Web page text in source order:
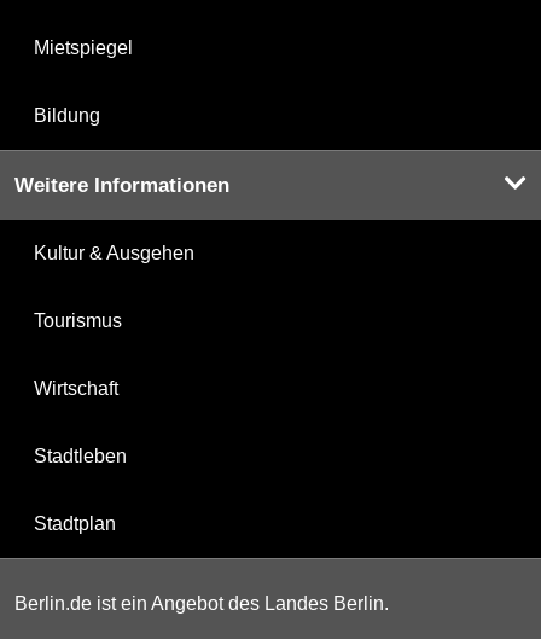
Mietspiegel
Bildung
Weitere Informationen
Kultur & Ausgehen
Tourismus
Wirtschaft
Stadtleben
Stadtplan
Berlin.de ist ein Angebot des Landes Berlin.